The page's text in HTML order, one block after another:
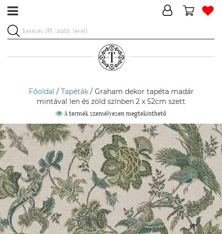
Főoldal / Tapéták/ Graham dekor tapéta madár
mintával len és zöld színben 2 x 52cm szett
A termék személyesen megtekinthető